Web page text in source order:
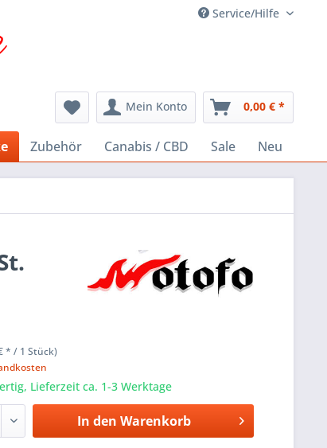
Service/Hilfe
Mein Konto 0,00 € *
Zubehör Canabis / CBD Sale Neu
* / 1 Stück)
Lieferzeit ca. 1-3 Werktage
In den Warenkorb